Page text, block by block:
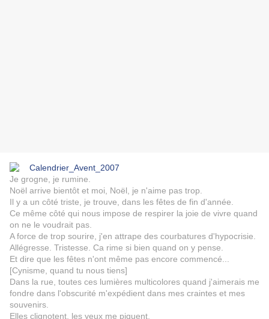
Je grogne, je rumine.
Noël arrive bientôt et moi, Noël, je n'aime pas trop.
Il y a un côté triste, je trouve, dans les fêtes de fin d'année.
Ce même côté qui nous impose de respirer la joie de vivre quand
on ne le voudrait pas.
A force de trop sourire, j'en attrape des courbatures d'hypocrisie.
Allégresse. Tristesse. Ca rime si bien quand on y pense.
Et dire que les fêtes n'ont même pas encore commencé...
[Cynisme, quand tu nous tiens]
Dans la rue, toutes ces lumières multicolores quand j'aimerais me
fondre dans l'obscurité m'expédient dans mes craintes et mes
souvenirs.
Elles clignotent, les yeux me piquent.